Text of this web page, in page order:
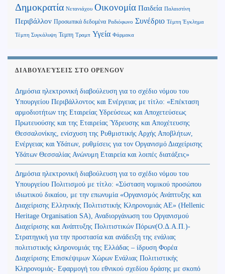
Δημοκρατία Νετανιάχου Οικονομία Παιδεία Παλαιστίνη
Περιβάλλον Προσωπικά δεδομένα Ραδιόφωνο Συνέδριο Τέμπη Έγκλημα
Τέμπη Συγκάλυψη Τεμπη Τραμπ Υγεία Φάρμακα
ΔΙΑΒΟΥΛΕΎΣΕΙΣ ΣΤΟ OPENGOV
Δημόσια ηλεκτρονική διαβούλευση για το σχέδιο νόμου του
Υπουργείου Περιβάλλοντος και Ενέργειας με τίτλο: «Επέκταση
αρμοδιοτήτων της Εταιρείας Υδρεύσεως και Αποχετεύσεως
Πρωτευούσης και της Εταιρείας Ύδρευσης και Αποχέτευσης
Θεσσαλονίκης, ενίσχυση της Ρυθμιστικής Αρχής Αποβλήτων,
Ενέργειας και Υδάτων, ρυθμίσεις για τον Οργανισμό Διαχείρισης
Υδάτων Θεσσαλίας Ανώνυμη Εταιρεία και λοιπές διατάξεις»
Δημόσια ηλεκτρονική διαβούλευση για το σχέδιο νόμου του
Υπουργείου Πολιτισμού με τίτλο: «Σύσταση νομικού προσώπου
ιδιωτικού δικαίου, με την επωνυμία «Οργανισμός Ανάπτυξης και
Διαχείρισης Ελληνικής Πολιτιστικής Κληρονομιάς ΑΕ» (Hellenic
Heritage Organisation SA), Αναδιοργάνωση του Οργανισμού
Διαχείρισης και Ανάπτυξης Πολιτιστικών Πόρων(Ο.Δ.Α.Π.)-
Στρατηγική για την προστασία και ανάδειξη της ενάλιας
πολιτιστικής κληρονομιάς της Ελλάδας – ίδρυση Φορέα
Διαχείρισης Επισκέψιμων Χώρων Ενάλιας Πολιτιστικής
Κληρονομιάς- Εφαρμογή του εθνικού σχεδίου δράσης με σκοπό